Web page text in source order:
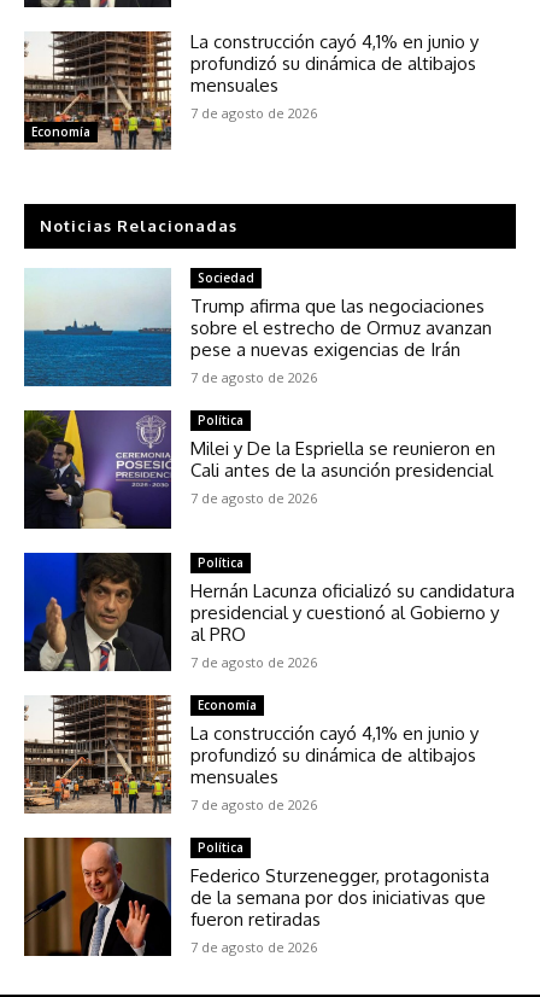
Economía
La construcción cayó 4,1% en junio y
profundizó su dinámica de altibajos
mensuales
7 de agosto de 2026
Noticias Relacionadas
Sociedad
Trump afirma que las negociaciones
sobre el estrecho de Ormuz avanzan
pese a nuevas exigencias de Irán
7 de agosto de 2026
Política
Milei y De la Espriella se reunieron en
Cali antes de la asunción presidencial
7 de agosto de 2026
Política
Hernán Lacunza oficializó su candidatura
presidencial y cuestionó al Gobierno y
al PRO
7 de agosto de 2026
Economía
La construcción cayó 4,1% en junio y
profundizó su dinámica de altibajos
mensuales
7 de agosto de 2026
Política
Federico Sturzenegger, protagonista
de la semana por dos iniciativas que
fueron retiradas
7 de agosto de 2026